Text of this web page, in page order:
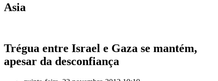
Asia
Trégua entre Israel e Gaza se mantém,
apesar da desconfiança